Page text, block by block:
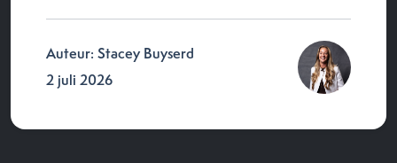
Auteur: Stacey Buyserd
2 juli 2026